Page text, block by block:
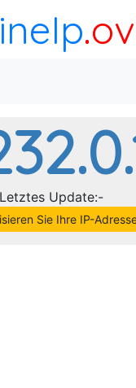
Letztes Update:-
Sie Ihre IP-